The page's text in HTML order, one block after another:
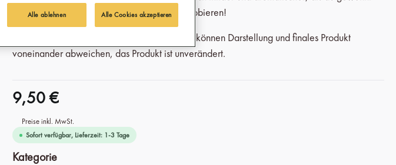
bist. Den besseren Schwarztee kaufen und probieren!
*Aufgrund einer aktuellen Layout-Umstellung können Darstellung und finales Produkt
voneinander abweichen, das Produkt ist unverändert.
9,50 €
Preise inkl. MwSt.
Sofort verfügbar, Lieferzeit: 1-3 Tage
Kategorieauswählen
Alle ablehnen Alle Cookies akzeptieren